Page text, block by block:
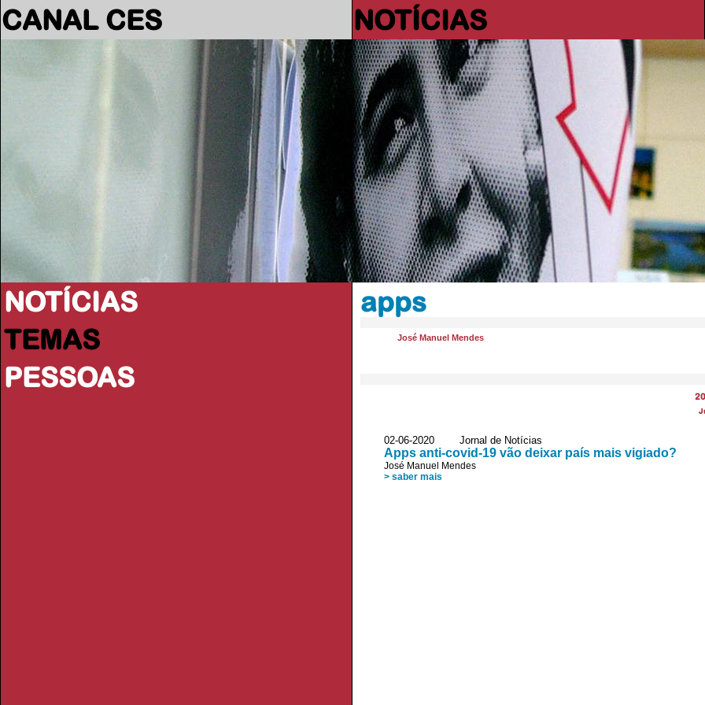
CANAL CES NOTÍCIAS
NOTÍCIAS
TEMAS
PESSOAS
apps
José Manuel Mendes
02-06-2020 Jornal de Notícias
Apps anti-covid-19 vão deixar país mais vigiado?
José Manuel Mendes
> saber mais